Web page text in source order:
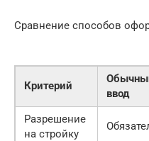
Сравнение способов
Критерий
ввод
Разрешение
на стройку